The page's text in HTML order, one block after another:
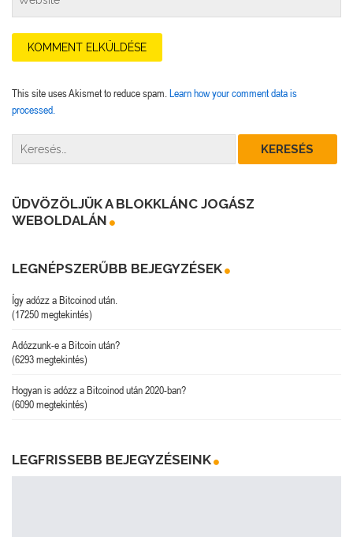
This site uses Akismet to reduce spam. Learn how your comment data is
processed.
ÜDVÖZÖLJÜK A BLOKKLÁNC JOGÁSZ
WEBOLDALÁN
LEGNÉPSZERŰBB BEJEGYZÉSEK
Így adózz a Bitcoinod után.
(17250 megtekintés)
Adózzunk-e a Bitcoin után?
(6293 megtekintés)
Hogyan is adózz a Bitcoinod után 2020-ban?
(6090 megtekintés)
LEGFRISSEBB BEJEGYZÉSEINK